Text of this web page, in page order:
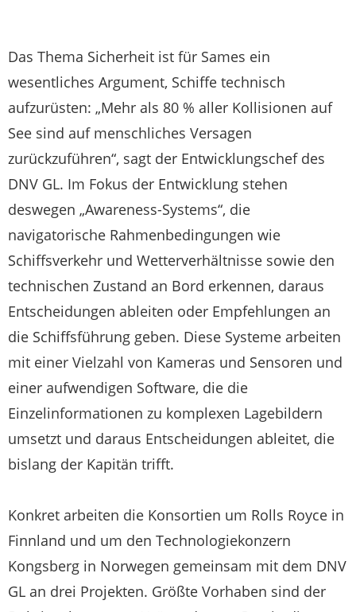
Das Thema Sicherheit ist für Sames ein
wesentliches Argument, Schiffe technisch
aufzurüsten: „Mehr als 80 % aller Kollisionen auf
See sind auf menschliches Versagen
zurückzuführen“, sagt der Entwicklungschef des
DNV GL. Im Fokus der Entwicklung stehen
deswegen „Awareness-Systems“, die
navigatorische Rahmenbedingungen wie
Schiffsverkehr und Wetterverhältnisse sowie den
technischen Zustand an Bord erkennen, daraus
Entscheidungen ableiten oder Empfehlungen an
die Schiffsführung geben. Diese Systeme arbeiten
mit einer Vielzahl von Kameras und Sensoren und
einer aufwendigen Software, die die
Einzelinformationen zu komplexen Lagebildern
umsetzt und daraus Entscheidungen ableitet, die
bislang der Kapitän trifft.
Konkret arbeiten die Konsortien um Rolls Royce in
Finnland und um den Technologiekonzern
Kongsberg in Norwegen gemeinsam mit dem DNV
GL an drei Projekten. Größte Vorhaben sind der